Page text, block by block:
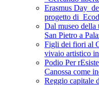
Erasmus Day
progetto di
Dal museo della
San Pietro a
Figli dei fiori al
vivaio artistico
Podio Per
Canossa come
Reggio capitale